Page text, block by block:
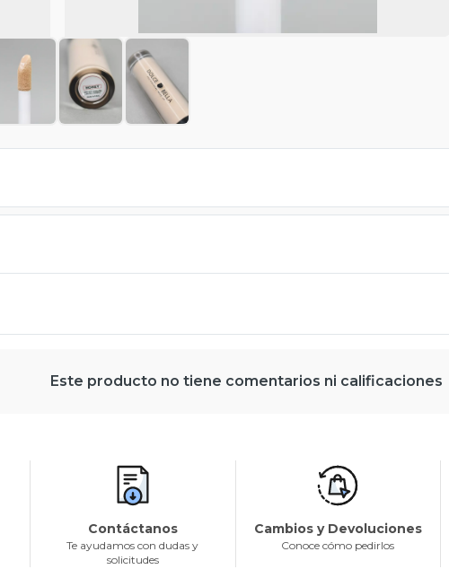
Este producto no tiene comentarios ni calificaciones
Contáctanos
Te ayudamos con dudas y
solicitudes
Cambios y Devoluciones
Conoce cómo pedirlos